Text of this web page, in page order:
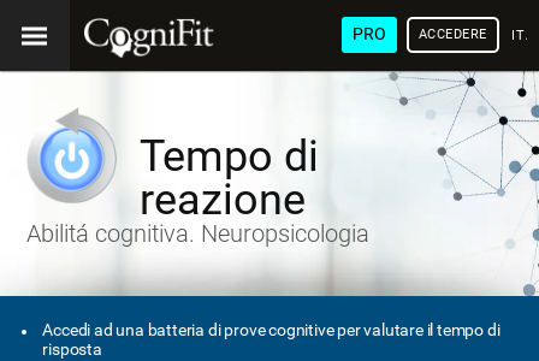
PRO ACCEDERE
Tempo di
reazione
Abilitá cognitiva. Neuropsicologia
Accedi ad una batteria di prove cognitive per valutare il tempo di
risposta